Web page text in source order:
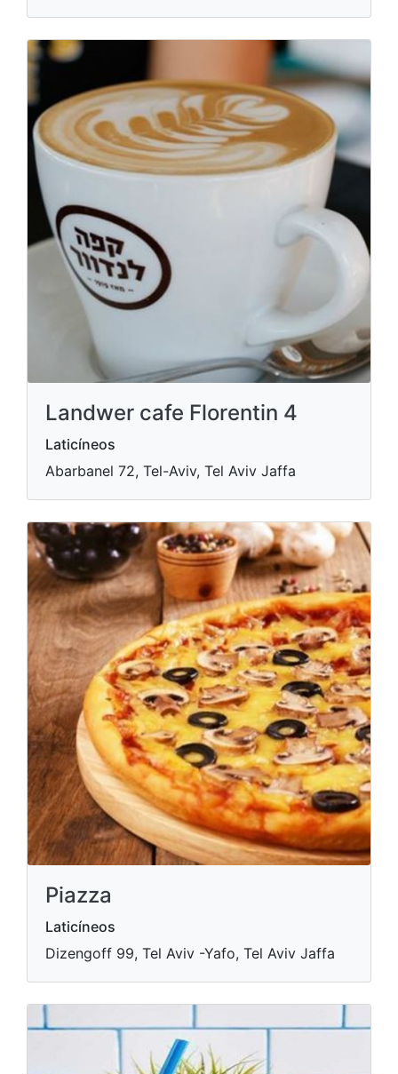
Landwer cafe Florentin 4
Laticíneos
Abarbanel 72, Tel-Aviv, Tel Aviv Jaffa
Piazza
Laticíneos
Dizengoff 99, Tel Aviv -Yafo, Tel Aviv Jaffa